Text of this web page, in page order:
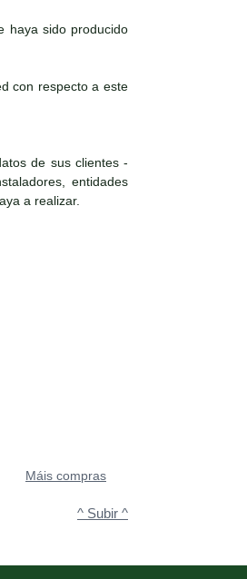
haya sido producido
con respecto a este
de sus clientes -
entidades
a realizar.
Máis compras
^ Subir ^